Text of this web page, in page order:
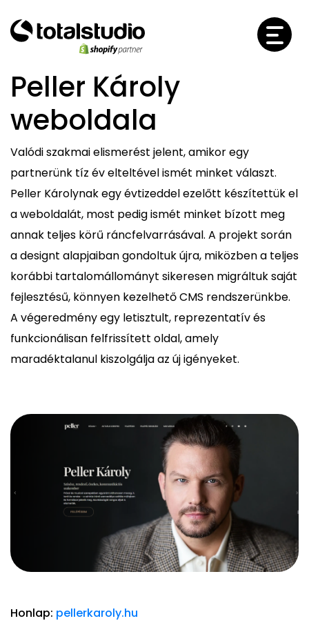
Peller Károly
weboldala
Valódi szakmai elismerést jelent, amikor egy
partnerünk tíz év elteltével ismét minket választ.
Peller Károlynak egy évtizeddel ezelőtt készítettük el
a weboldalát, most pedig ismét minket bízott meg
annak teljes körű ráncfelvarrásával. A projekt során
a designt alapjaiban gondoltuk újra, miközben a teljes
korábbi tartalomállományt sikeresen migráltuk saját
fejlesztésű, könnyen kezelhető CMS rendszerünkbe.
A végeredmény egy letisztult, reprezentatív és
funkcionálisan felfrissített oldal, amely
maradéktalanul kiszolgálja az új igényeket.
Honlap: pellerkaroly.hu